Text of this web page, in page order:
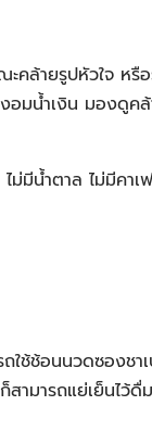
คล้ายรูปหัวใจ
อมน้ำเงิน มอ
มีน้ำตาล ไม่มีค
ใช้ช้อนนวดซองช
ารถแย่เย็นไว้ดื่